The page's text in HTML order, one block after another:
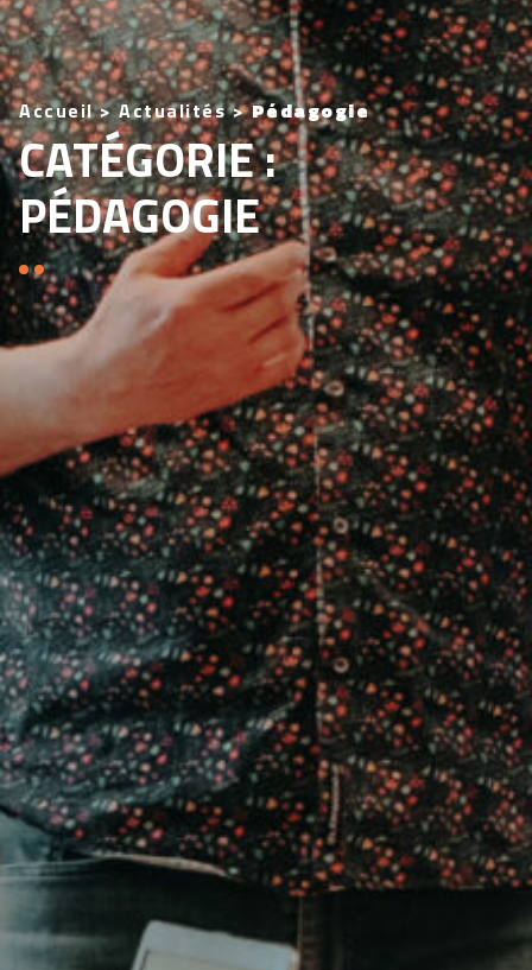
Accueil>Actualités>Pédagogie
CATÉGORIE :
PÉDAGOGIE